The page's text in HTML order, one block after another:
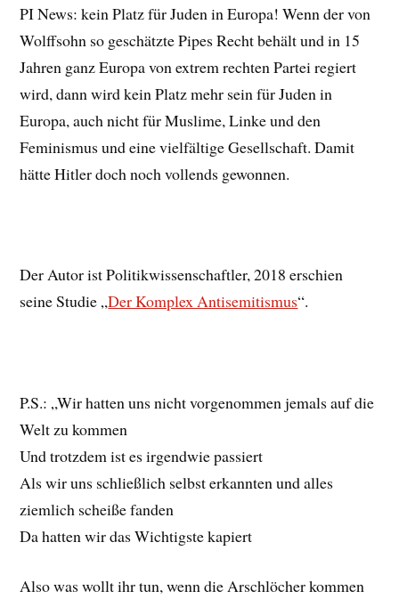
PI News: kein Platz für Juden in Europa! Wenn der von
Wolffsohn so geschätzte Pipes Recht behält und in 15
Jahren ganz Europa von extrem rechten Partei regiert
wird, dann wird kein Platz mehr sein für Juden in
Europa, auch nicht für Muslime, Linke und den
Feminismus und eine vielfältige Gesellschaft. Damit
hätte Hitler doch noch vollends gewonnen.
Der Autor ist Politikwissenschaftler, 2018 erschien
seine Studie „Der Komplex Antisemitismus“.
P.S.: „Wir hatten uns nicht vorgenommen jemals auf die
Welt zu kommen
Und trotzdem ist es irgendwie passiert
Als wir uns schließlich selbst erkannten und alles
ziemlich scheiße fanden
Da hatten wir das Wichtigste kapiert
Also was wollt ihr tun, wenn die Arschlöcher kommen